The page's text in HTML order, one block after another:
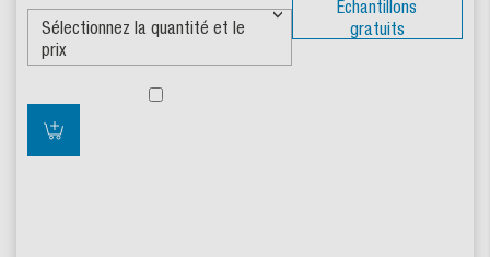
Échantillons
gratuits